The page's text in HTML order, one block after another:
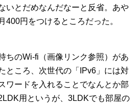
いとだめなんだなーと反省。あや
400円をつけるところだった。
ちのWi-fi（画像リンク参照）があ
ところ、次世代の「IPv6」には対
ワードを入れることでなんとか部
用というが、3LDKでも部屋の